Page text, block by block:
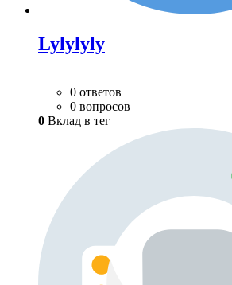
Lylylyly
0 ответов
0 вопросов
0 Вклад в тег